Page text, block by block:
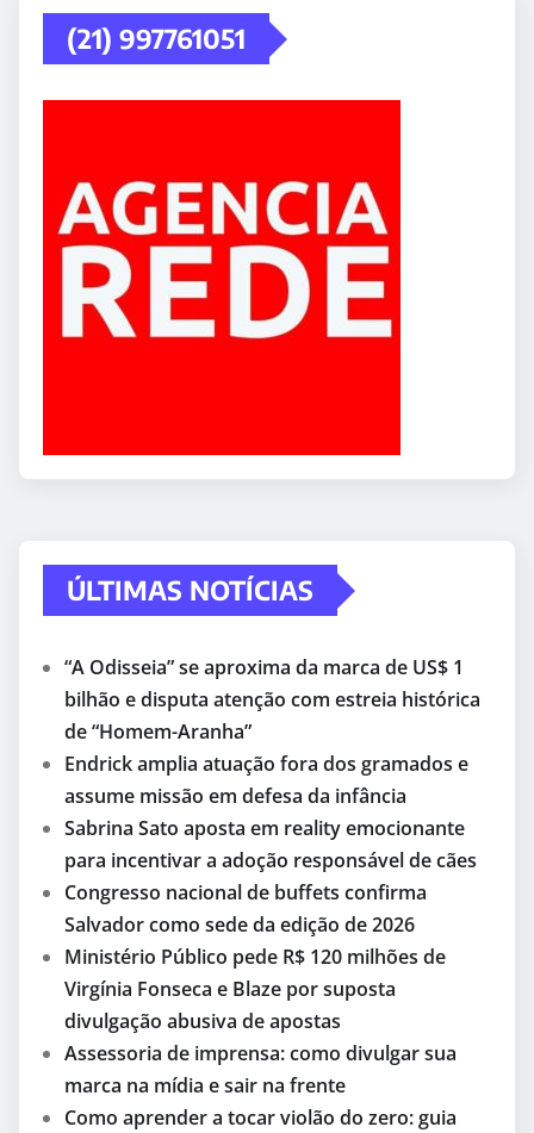
(21) 997761051
ÚLTIMAS NOTÍCIAS
“A Odisseia” se aproxima da marca de US$ 1
bilhão e disputa atenção com estreia histórica
de “Homem-Aranha”
Endrick amplia atuação fora dos gramados e
assume missão em defesa da infância
Sabrina Sato aposta em reality emocionante
para incentivar a adoção responsável de cães
Congresso nacional de buffets confirma
Salvador como sede da edição de 2026
Ministério Público pede R$ 120 milhões de
Virgínia Fonseca e Blaze por suposta
divulgação abusiva de apostas
Assessoria de imprensa: como divulgar sua
marca na mídia e sair na frente
Como aprender a tocar violão do zero: guia